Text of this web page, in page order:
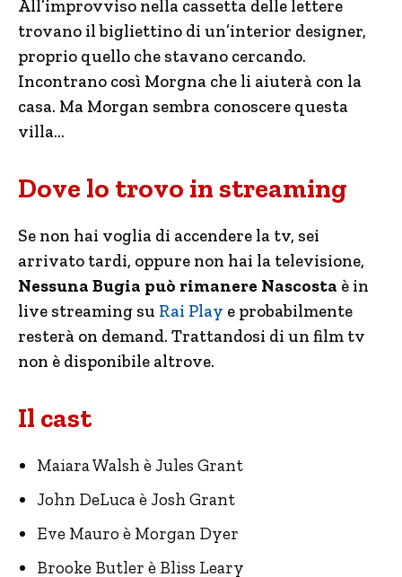
All’improvviso nella cassetta delle lettere
trovano il bigliettino di un’interior designer,
proprio quello che stavano cercando.
Incontrano così Morgna che li aiuterà con la
casa. Ma Morgan sembra conoscere questa
villa…
Dove lo trovo in streaming
Se non hai voglia di accendere la tv, sei
arrivato tardi, oppure non hai la televisione,
Nessuna Bugia può rimanere Nascosta è in
live streaming su Rai Play e probabilmente
resterà on demand. Trattandosi di un film tv
non è disponibile altrove.
Il cast
Maiara Walsh è Jules Grant
John DeLuca è Josh Grant
Eve Mauro è Morgan Dyer
Brooke Butler è Bliss Leary